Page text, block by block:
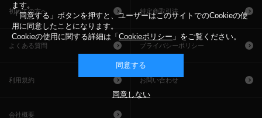
初めての方へ 特定商取引法
よくある質問 プライバシーポリシー
利用規約 お問い合わせ
会社概要
ます。
「同意する」ボタンを押すと、ユーザーはこのサイトでのCookieの使
用に同意したことになります。
Cookieの使用に関する詳細は「 Cookieポリシー 」をご覧ください。
同意する
同意しない